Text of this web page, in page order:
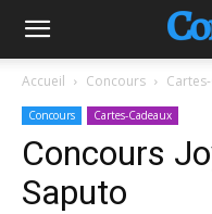
Accueil Concours
Concours Cartes-Cadeaux
Concours
Saputo